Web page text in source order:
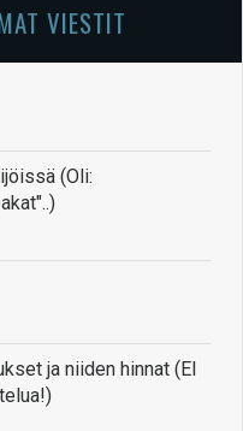
VIESTIT
(Oli:
ja niiden hinnat (EI